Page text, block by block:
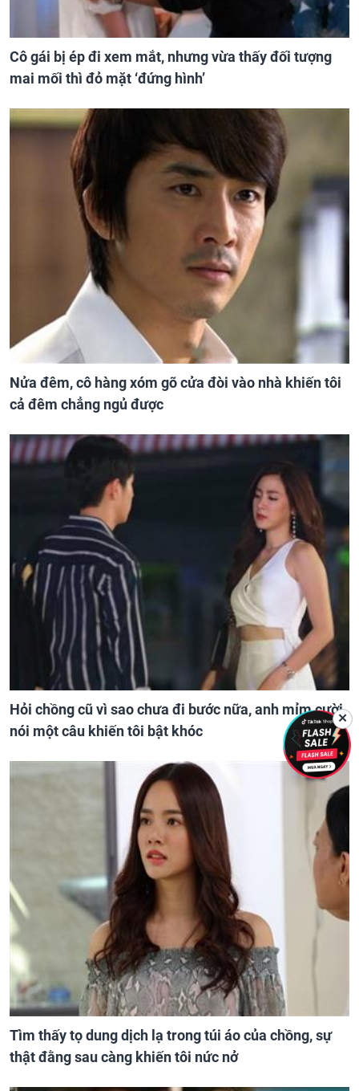
Cô gái bị ép đi xem mắt, nhưng vừa thấy đối tượng
mai mối thì đỏ mặt ‘đứng hình’
Nửa đêm, cô hàng xóm gõ cửa đòi vào nhà khiến tôi
cả đêm chẳng ngủ được
Hỏi chồng cũ vì sao chưa đi bước nữa, anh mỉm cười
nói một câu khiến tôi bật khóc
Tìm thấy tọ dung dịch lạ trong túi áo của chồng, sự
thật đằng sau càng khiến tôi nức nở
✕